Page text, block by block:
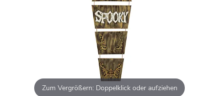
Zum Vergrößern: Doppelklick oder aufziehen